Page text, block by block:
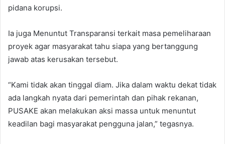
pidana korupsi.
Ia juga Menuntut Transparansi terkait masa pemeliharaan
proyek agar masyarakat tahu siapa yang bertanggung
jawab atas kerusakan tersebut.
“Kami tidak akan tinggal diam. Jika dalam waktu dekat tidak
ada langkah nyata dari pemerintah dan pihak rekanan,
PUSAKE akan melakukan aksi massa untuk menuntut
keadilan bagi masyarakat pengguna jalan,” tegasnya.